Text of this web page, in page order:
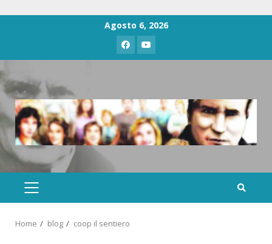
Agosto 6, 2026
Home blog coop il sentiero